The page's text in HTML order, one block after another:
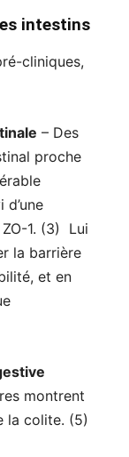
intestins
cliniques,
– Des
proche
1. (3) Lui
la barrière
et en
montrent
la colite. (5)